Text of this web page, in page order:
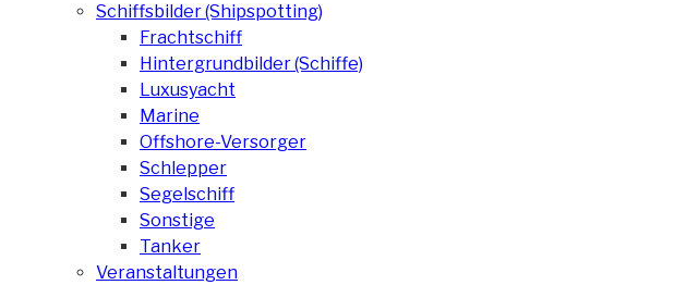
Schiffsbilder (Shipspotting)
Frachtschiff
Hintergrundbilder (Schiffe)
Luxusyacht
Marine
Offshore-Versorger
Schlepper
Segelschiff
Sonstige
Tanker
Veranstaltungen